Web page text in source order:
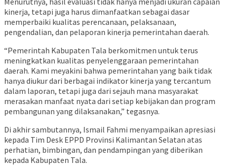
kinerja, tetapi juga harus dimanfaatkan sebagai dasar
memperbaiki kualitas perencanaan, pelaksanaan,
pengendalian, dan pelaporan kinerja pemerintahan daerah.
“Pemerintah Kabupaten Tala berkomitmen untuk terus
meningkatkan kualitas penyelenggaraan pemerintahan
daerah. Kami meyakini bahwa pemerintahan yang baik tidak
hanya diukur dari berbagai indikator kinerja yang tercantum
dalam laporan, tetapi juga dari sejauh mana masyarakat
merasakan manfaat nyata dari setiap kebijakan dan program
pembangunan yang dilaksanakan,” tegasnya.
Di akhir sambutannya, Ismail Fahmi menyampaikan apresiasi
kepada Tim Desk EPPD Provinsi Kalimantan Selatan atas
perhatian, bimbingan, dan pendampingan yang diberikan
kepada Kabupaten Tala.